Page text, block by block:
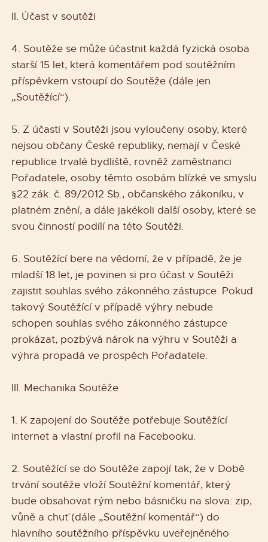
II. Účast v soutěži
4. Soutěže se může účastnit každá fyzická osoba
starší 15 let, která komentářem pod soutěžním
příspěvkem vstoupí do Soutěže (dále jen
„Soutěžící“).
5. Z účasti v Soutěži jsou vyloučeny osoby, které
nejsou občany České republiky, nemají v České
republice trvalé bydliště, rovněž zaměstnanci
Pořadatele, osoby těmto osobám blízké ve smyslu
§22 zák. č. 89/2012 Sb., občanského zákoníku, v
platném znění, a dále jakékoli další osoby, které se
svou činností podílí na této Soutěži.
6. Soutěžící bere na vědomí, že v případě, že je
mladší 18 let, je povinen si pro účast v Soutěži
zajistit souhlas svého zákonného zástupce. Pokud
takový Soutěžící v případě výhry nebude
schopen souhlas svého zákonného zástupce
prokázat, pozbývá nárok na výhru v Soutěži a
výhra propadá ve prospěch Pořadatele.
III. Mechanika Soutěže
1. K zapojení do Soutěže potřebuje Soutěžící
internet a vlastní profil na Facebooku.
2. Soutěžící se do Soutěže zapojí tak, že v Době
trvání soutěže vloží Soutěžní komentář, který
bude obsahovat rým nebo básničku na slova: zip,
vůně a chuť (dále „Soutěžní komentář“) do
hlavního soutěžního příspěvku uveřejněného